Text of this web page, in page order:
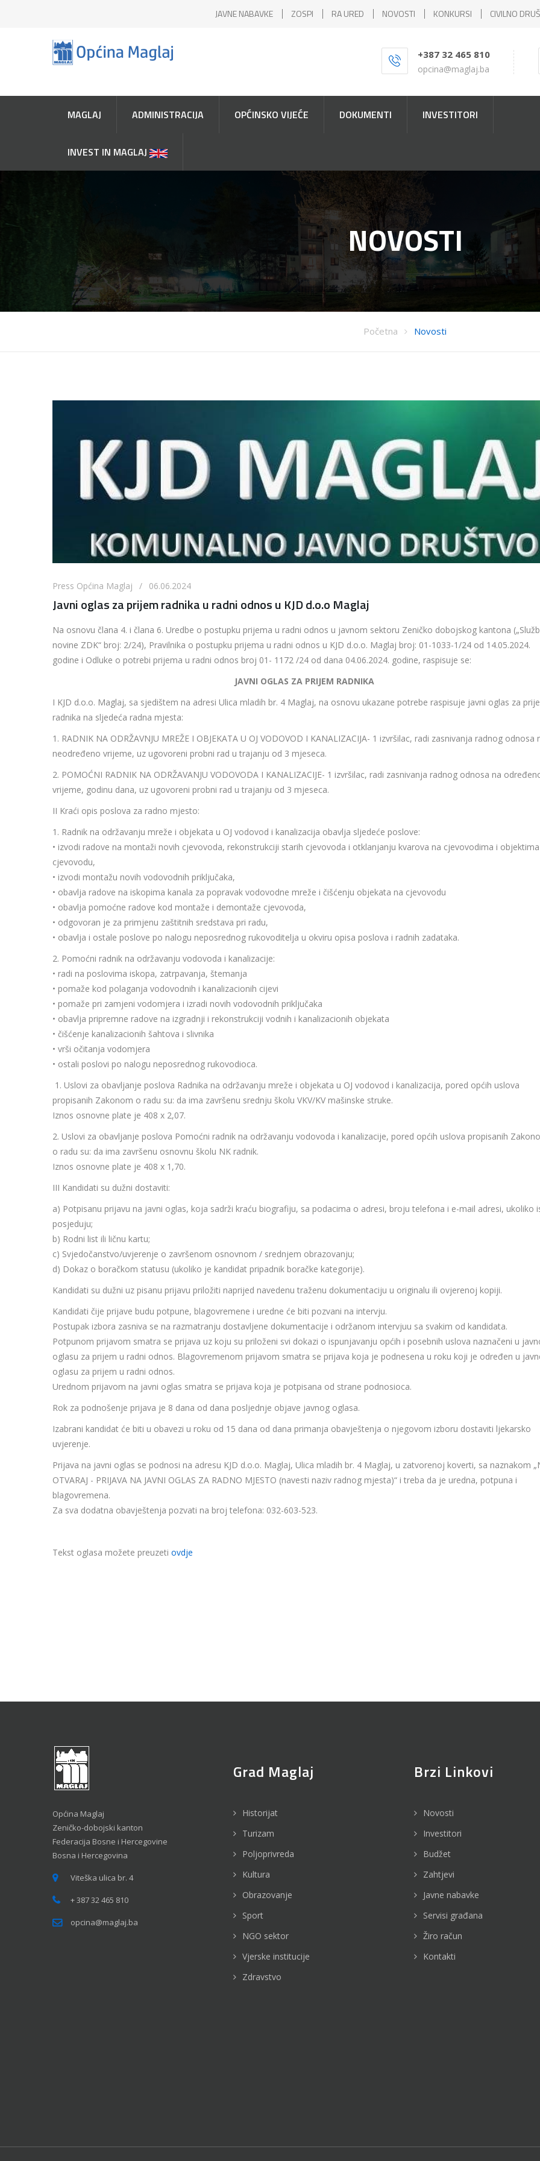
JAVNE NABAVKE ZOSPI RA URED NOVOSTI KONKURSI CIVILNO
+387 32 465 810
opcina@maglaj.ba
MAGLAJ ADMINISTRACIJA OPĆINSKO VIJEĆE DOKUMENTI INVESTITORI
INVEST IN MAGLAJ
NOVOSTI
Početna Novosti
Press Općina Maglaj / 06.06.2024
Javni oglas za prijem radnika u radni odnos u KJD d.o.o Maglaj
Na osnovu člana 4. i člana 6. Uredbe o postupku prijema u radni odnos u javnom sektoru Zeničko dobojskog kantona
novine ZDK“ broj: 2/24), Pravilnika o postupku prijema u radni odnos u KJD d.o.o. Maglaj broj: 01-1033-1/24 od 14.05.2024.
godine i Odluke o potrebi prijema u radni odnos broj 01- 1172 /24 od dana 04.06.2024. godine, raspisuje se:
JAVNI OGLAS ZA PRIJEM RADNIKA
I KJD d.o.o. Maglaj, sa sjedištem na adresi Ulica mladih br. 4 Maglaj, na osnovu ukazane potrebe raspisuje javni oglas za
radnika na sljedeća radna mjesta:
1. RADNIK NA ODRŽAVNJU MREŽE I OBJEKATA U OJ VODOVOD I KANALIZACIJA- 1 izvršilac, radi zasnivanja radnog odnosa
neodređeno vrijeme, uz ugovoreni probni rad u trajanju od 3 mjeseca.
2. POMOĆNI RADNIK NA ODRŽAVANJU VODOVODA I KANALIZACIJE- 1 izvršilac, radi zasnivanja radnog odnosa na
vrijeme, godinu dana, uz ugovoreni probni rad u trajanju od 3 mjeseca.
II Kraći opis poslova za radno mjesto:
1. Radnik na održavanju mreže i objekata u OJ vodovod i kanalizacija obavlja sljedeće poslove:
• izvodi radove na montaži novih cjevovoda, rekonstrukciji starih cjevovoda i otklanjanju kvarova na cjevovodima i
cjevovodu,
• izvodi montažu novih vodovodnih priključaka,
• obavlja radove na iskopima kanala za popravak vodovodne mreže i čišćenju objekata na cjevovodu
• obavlja pomoćne radove kod montaže i demontaže cjevovoda,
• odgovoran je za primjenu zaštitnih sredstava pri radu,
• obavlja i ostale poslove po nalogu neposrednog rukovoditelja u okviru opisa poslova i radnih zadataka.
2. Pomoćni radnik na održavanju vodovoda i kanalizacije:
• radi na poslovima iskopa, zatrpavanja, štemanja
• pomaže kod polaganja vodovodnih i kanalizacionih cijevi
• pomaže pri zamjeni vodomjera i izradi novih vodovodnih priključaka
• obavlja pripremne radove na izgradnji i rekonstrukciji vodnih i kanalizacionih objekata
• čišćenje kanalizacionih šahtova i slivnika
• vrši očitanja vodomjera
• ostali poslovi po nalogu neposrednog rukovodioca.
1. Uslovi za obavljanje poslova Radnika na održavanju mreže i objekata u OJ vodovod i kanalizacija, pored općih uslova
propisanih Zakonom o radu su: da ima završenu srednju školu VKV/KV mašinske struke.
Iznos osnovne plate je 408 x 2,07.
2. Uslovi za obavljanje poslova Pomoćni radnik na održavanju vodovoda i kanalizacije, pored općih uslova propisanih
o radu su: da ima završenu osnovnu školu NK radnik.
Iznos osnovne plate je 408 x 1,70.
III Kandidati su dužni dostaviti:
a) Potpisanu prijavu na javni oglas, koja sadrži kraću biografiju, sa podacima o adresi, broju telefona i e-mail adresi, ukoliko
posjeduju;
b) Rodni list ili ličnu kartu;
c) Svjedočanstvo/uvjerenje o završenom osnovnom / srednjem obrazovanju;
d) Dokaz o boračkom statusu (ukoliko je kandidat pripadnik boračke kategorije).
Kandidati su dužni uz pisanu prijavu priložiti naprijed navedenu traženu dokumentaciju u originalu ili ovjerenoj kopiji.
Kandidati čije prijave budu potpune, blagovremene i uredne će biti pozvani na intervju.
Postupak izbora zasniva se na razmatranju dostavljene dokumentacije i održanom intervjuu sa svakim od kandidata.
Potpunom prijavom smatra se prijava uz koju su priloženi svi dokazi o ispunjavanju općih i posebnih uslova naznačeni u
oglasu za prijem u radni odnos. Blagovremenom prijavom smatra se prijava koja je podnesena u roku koji je određen u
oglasu za prijem u radni odnos.
Urednom prijavom na javni oglas smatra se prijava koja je potpisana od strane podnosioca.
Rok za podnošenje prijava je 8 dana od dana posljednje objave javnog oglasa.
Izabrani kandidat će biti u obavezi u roku od 15 dana od dana primanja obavještenja o njegovom izboru dostaviti ljekarsko
uvjerenje.
Prijava na javni oglas se podnosi na adresu KJD d.o.o. Maglaj, Ulica mladih br. 4 Maglaj, u zatvorenoj koverti, sa naznakom
OTVARAJ - PRIJAVA NA JAVNI OGLAS ZA RADNO MJESTO (navesti naziv radnog mjesta)“ i treba da je uredna, potpuna i
blagovremena.
Za sva dodatna obavještenja pozvati na broj telefona: 032-603-523.
Tekst oglasa možete preuzeti ovdje
Općina Maglaj
Zeničko-dobojski kanton
Federacija Bosne i Hercegovine
Bosna i Hercegovina
Viteška ulica br. 4
+ 387 32 465 810
opcina@maglaj.ba
Grad Maglaj
Historijat
Turizam
Poljoprivreda
Kultura
Obrazovanje
Sport
NGO sektor
Vjerske institucije
Zdravstvo
Brzi Linkovi
Novosti
Investitori
Budžet
Zahtjevi
Javne nabavke
Servisi građana
Žiro račun
Kontakti